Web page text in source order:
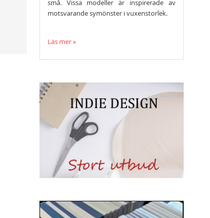
små. Vissa modeller är inspirerade av
motsvarande symönster i vuxenstorlek.
Läs mer »